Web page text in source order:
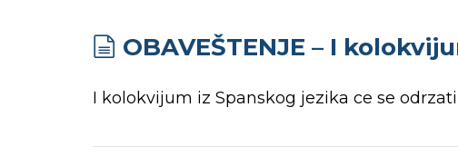
OBAVEŠTENJE – I
I kolokvijum iz Spanskog jezika ce se